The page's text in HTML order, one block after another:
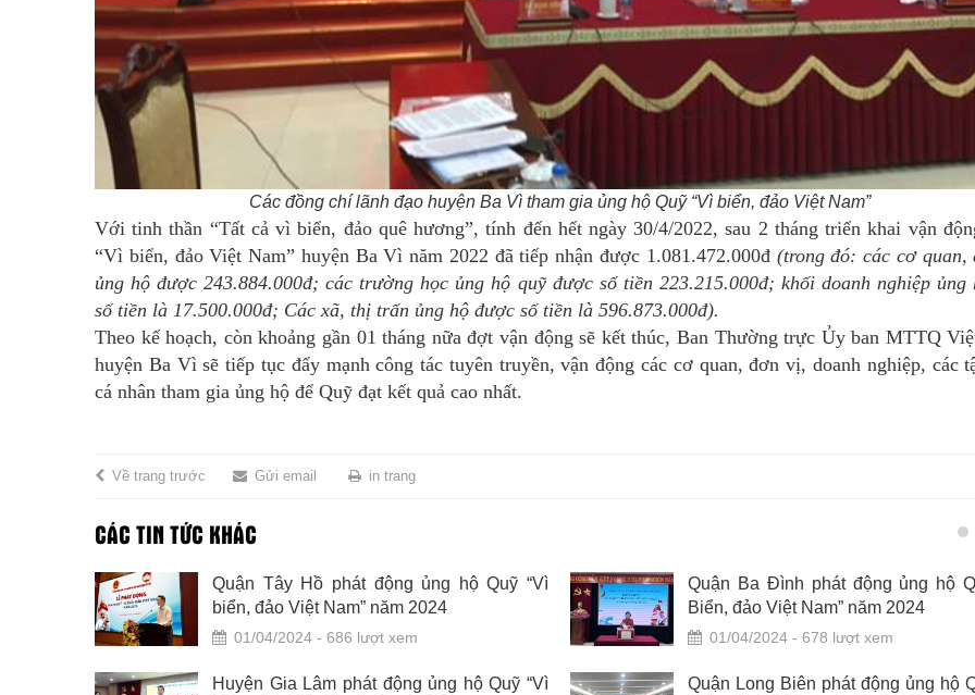
Các đồng chí lãnh đạo huyện Ba Vì tham gia ủng hộ Quỹ “Vì biển, đảo Việt Nam”
Với tinh thần “Tất cả vì biển, đảo quê hương”, tính đến hết ngày 30/4/2022, sau 2 tháng triển khai vận
“Vì biển, đảo Việt Nam” huyện Ba Vì năm 2022 đã tiếp nhận được 1.081.472.000đ (trong đó: các cơ quan,
ủng hộ được 243.884.000đ; các trường học ủng hộ quỹ được số tiền 223.215.000đ; khối doanh nghiệp ủng
số tiền là 17.500.000đ; Các xã, thị trấn ủng hộ được số tiền là 596.873.000đ).
Theo kế hoạch, còn khoảng gần 01 tháng nữa đợt vận động sẽ kết thúc, Ban Thường trực Ủy ban MTTQ
huyện Ba Vì sẽ tiếp tục đẩy mạnh công tác tuyên truyền, vận động các cơ quan, đơn vị, doanh nghiệp, các
cá nhân tham gia ủng hộ để Quỹ đạt kết quả cao nhất.
Về trang trước Gửi email in trang
CÁC TIN TỨC KHÁC
Quận Tây Hồ phát động ủng hộ Quỹ “Vì
biển, đảo Việt Nam” năm 2024
01/04/2024 - 686 lượt xem
Quận Ba Đình phát động ủng hộ
Biển, đảo Việt Nam” năm 2024
01/04/2024 - 678 lượt xem
Huyện Gia Lâm phát động ủng hộ Quỹ “Vì
Quận Long Biên phát động ủng hộ